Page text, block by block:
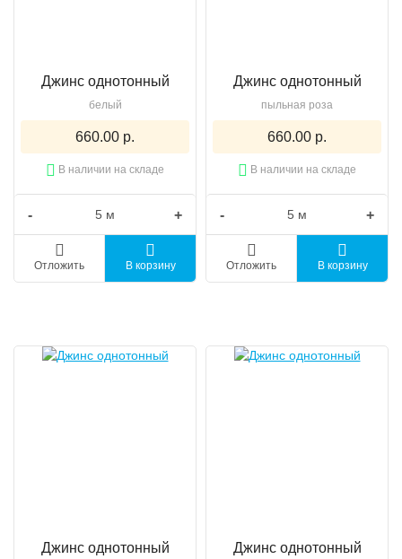
Джинс однотонный
белый
660.00 р.
В наличии на складе
- +
Отложить В корзину
Джинс однотонный
пыльная роза
660.00 р.
В наличии на складе
- +
Отложить В корзину
Джинс однотонный Джинс однотонный